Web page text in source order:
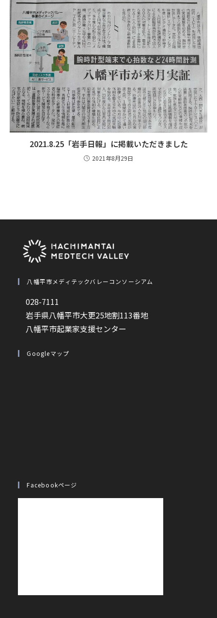
2021.8.25「岩手日報」に掲載いただきました
2021年8月29日
八幡平市メディテックバレーコンソーシアム
028-7111
岩手県八幡平市大更25地割113番地
八幡平市起業家支援センター
Googleマップ
Facebookページ